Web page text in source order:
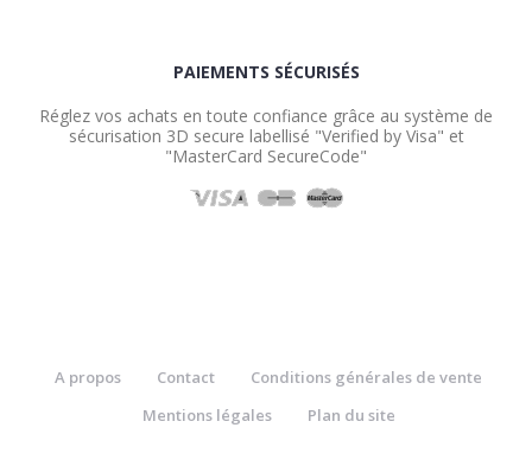
PAIEMENTS SÉCURISÉS
Réglez vos achats en toute confiance grâce au système de
sécurisation 3D secure labellisé "Verified by Visa" et
"MasterCard SecureCode"
A propos Contact
Conditions générales de vente
Mentions légales
Plan du site